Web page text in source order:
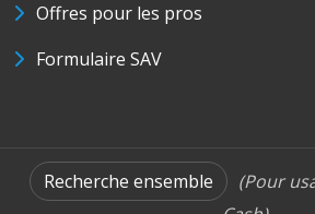
Offres pour les pros
Formulaire SAV
Recherche ensemble
(Pour